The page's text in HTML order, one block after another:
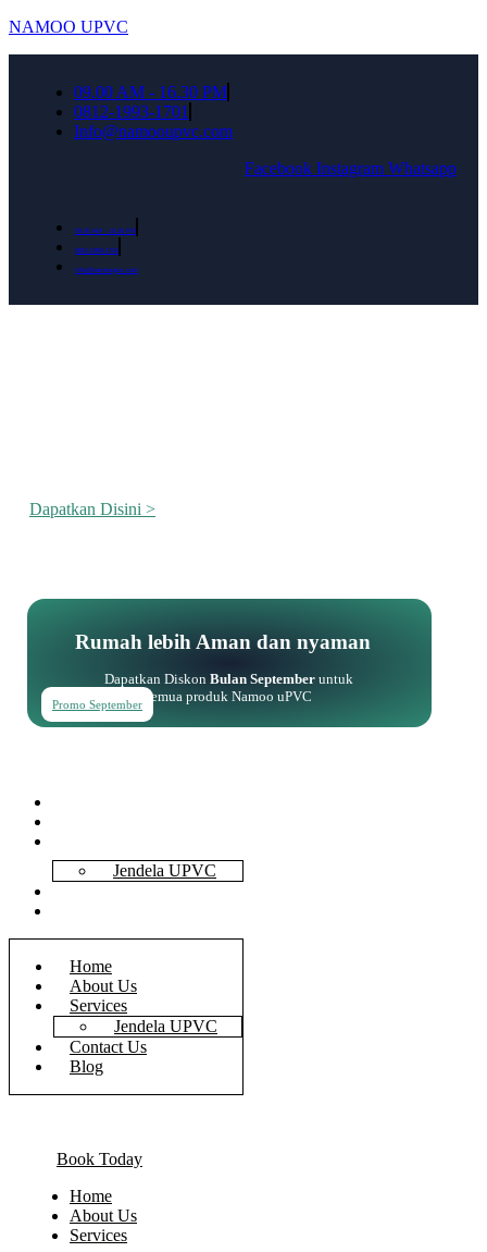
NAMOO UPVC
09.00 AM - 16.30 PM
0812-1993-1701
Info@namooupvc.com
Facebook Instagram Whatsapp
09.00 AM - 16.30 PM
0812-1993-1701
Info@namooupvc.com
Dapatkan Disini >
Rumah lebih Aman dan nyaman
Dapatkan DiskonBulan September untuk
semua produk Namoo uPVC
Promo September
Jendela UPVC
Home
About Us
Services
Jendela UPVC
Contact Us
Blog
Book Today
Home
About Us
Services